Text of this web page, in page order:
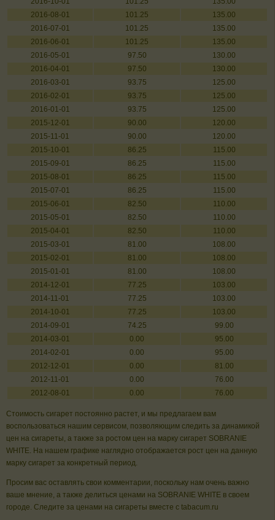
2016-08-01
101.25
135.00
2016-07-01
101.25
135.00
2016-06-01
101.25
135.00
2016-05-01
97.50
130.00
2016-04-01
97.50
130.00
2016-03-01
93.75
125.00
2016-02-01
93.75
125.00
2016-01-01
93.75
125.00
2015-12-01
90.00
120.00
2015-11-01
90.00
120.00
2015-10-01
86.25
115.00
2015-09-01
86.25
115.00
2015-08-01
86.25
115.00
2015-07-01
86.25
115.00
2015-06-01
82.50
110.00
2015-05-01
82.50
110.00
2015-04-01
82.50
110.00
2015-03-01
81.00
108.00
2015-02-01
81.00
108.00
2015-01-01
81.00
108.00
2014-12-01
77.25
103.00
2014-11-01
77.25
103.00
2014-10-01
77.25
103.00
2014-09-01
74.25
99.00
2014-03-01
0.00
95.00
2014-02-01
0.00
95.00
2012-12-01
0.00
81.00
2012-11-01
0.00
76.00
2012-08-01
0.00 76.00
Стоимость сигарет постоянно растет, и мы предлагаем вам
воспользоваться нашим сервисом, позволяющим следить за динамикой
цен на сигареты, а также за ростом цен на марку сигарет SOBRANIE
WHITE. На нашем графике наглядно отображается рост цен на данную
марку сигарет за конкретный период.
Просим вас оставлять свои комментарии, поскольку нам очень важно
ваше мнение, а также делиться ценами на SOBRANIE WHITE в своем
городе. Следите за ценами на сигареты вместе с tabacum.ru